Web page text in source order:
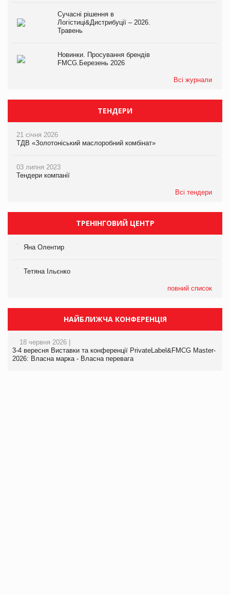
Сучасні рішення в
Логістиці&Дистрибуції – 2026.
Травень
Новинки. Просування брендів
FMCG.Березень 2026
Всі журнали
ТЕНДЕРИ
21 січня 2026
ТДВ «Золотоніський маслоробний комбінат»
03 липня 2023
Тендери компанії
Всі тендери
ТРЕНІНГОВИЙ ЦЕНТР
Яна Олентир
Тетяна Ільєнко
повний список
НАЙБЛИЖЧА КОНФЕРЕНЦІЯ
18 червня 2026 |
3-4 вересня Виставки та конференції PrivateLabel&FMCG Master-
2026: Власна марка - Власна перевага